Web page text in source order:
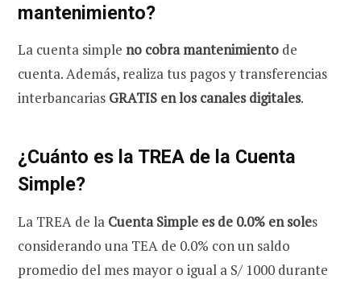
mantenimiento?
La cuenta simple no cobra mantenimiento de
cuenta. Además, realiza tus pagos y transferencias
interbancarias GRATIS en los canales digitales.
¿Cuánto es la TREA de la Cuenta
Simple?
La TREA de la Cuenta Simple es de 0.0% en soles
considerando una TEA de 0.0% con un saldo
promedio del mes mayor o igual a S/ 1000 durante